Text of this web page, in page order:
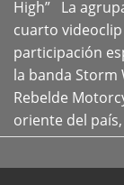
High” La
cuarto
participación
la banda Storm
Rebelde
oriente del